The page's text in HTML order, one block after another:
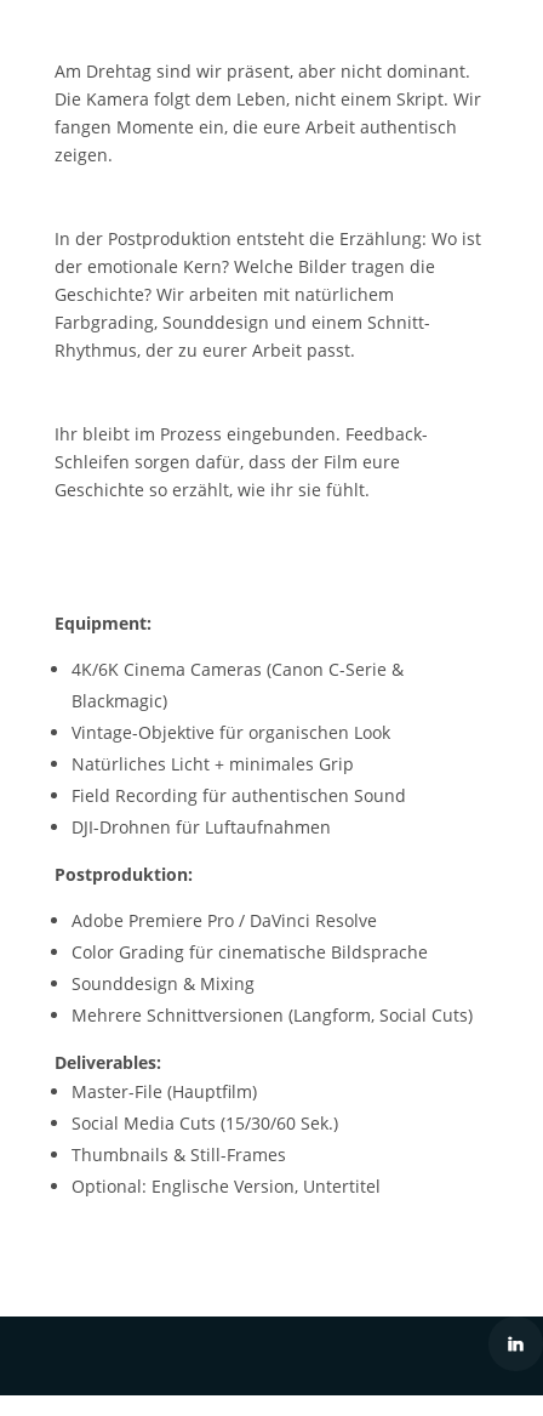
Am Drehtag sind wir präsent, aber nicht dominant.
Die Kamera folgt dem Leben, nicht einem Skript. Wir
fangen Momente ein, die eure Arbeit authentisch
zeigen.
In der Postproduktion entsteht die Erzählung: Wo ist
der emotionale Kern? Welche Bilder tragen die
Geschichte? Wir arbeiten mit natürlichem
Farbgrading, Sounddesign und einem Schnitt-
Rhythmus, der zu eurer Arbeit passt.
Ihr bleibt im Prozess eingebunden. Feedback-
Schleifen sorgen dafür, dass der Film eure
Geschichte so erzählt, wie ihr sie fühlt.
Equipment:
4K/6K Cinema Cameras (Canon C-Serie &
Blackmagic)
Vintage-Objektive für organischen Look
Natürliches Licht + minimales Grip
Field Recording für authentischen Sound
DJI-Drohnen für Luftaufnahmen
Postproduktion:
Adobe Premiere Pro / DaVinci Resolve
Color Grading für cinematische Bildsprache
Sounddesign & Mixing
Mehrere Schnittversionen (Langform, Social Cuts)
Deliverables:
Master-File (Hauptfilm)
Social Media Cuts (15/30/60 Sek.)
Thumbnails & Still-Frames
Optional: Englische Version, Untertitel